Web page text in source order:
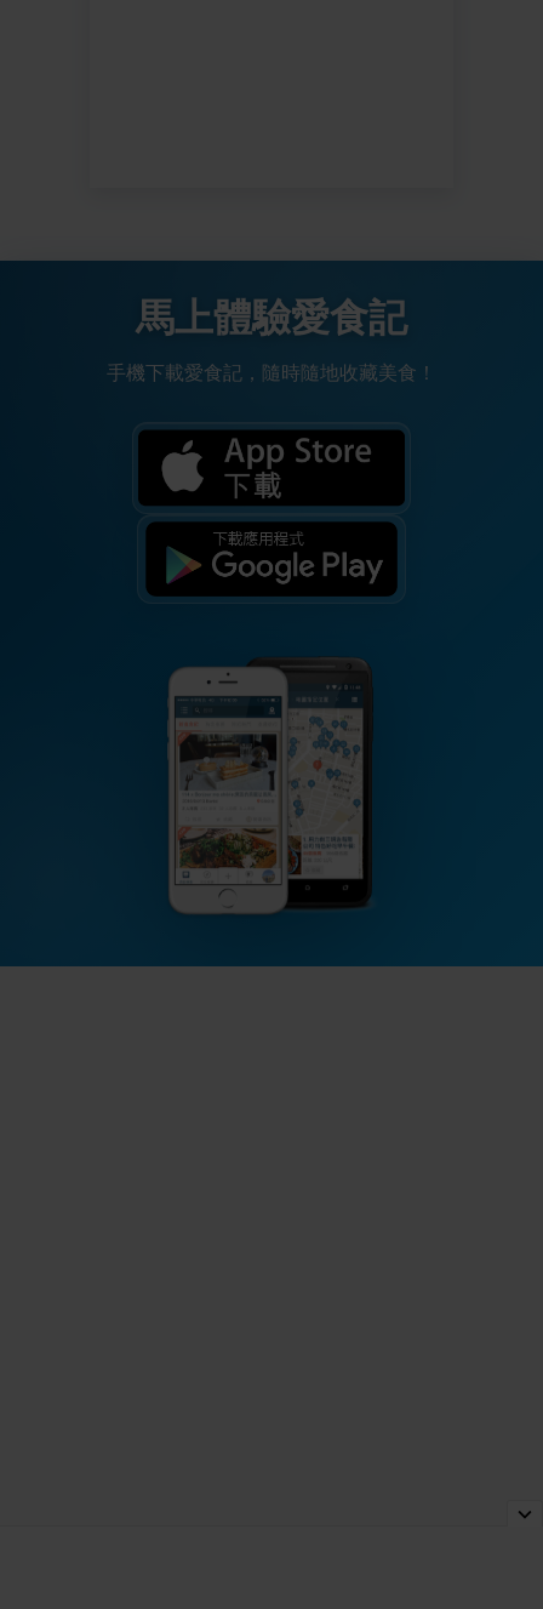
馬上體驗愛食記
手機下載愛食記，隨時隨地收藏美食！